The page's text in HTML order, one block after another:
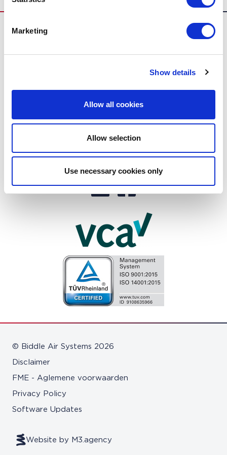
Marketing
Show details
Allow all cookies
Allow selection
Use necessary cookies only
Biddle
© Biddle Air Systems 2026
Disclaimer
FME - Aglemene voorwaarden
Privacy Policy
Software Updates
Website by M3.agency